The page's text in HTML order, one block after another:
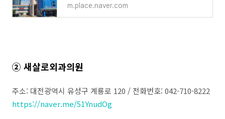
m.place.naver.com
② 새살로외과의원
주소: 대전광역시 유성구 계룡로 120 / 전화번호: 042-710-8222
https://naver.me/51YnudOg